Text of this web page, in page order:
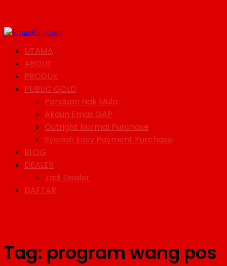
UTAMA
ABOUT
PRODUK
PUBLIC GOLD
Panduan Nak Mula
Akaun Emas GAP
Outright Normal Purchase
Syariah Easy Payment Purchase
BLOG
DEALER
Jadi Dealer
DAFTAR
Tag: program wang pos